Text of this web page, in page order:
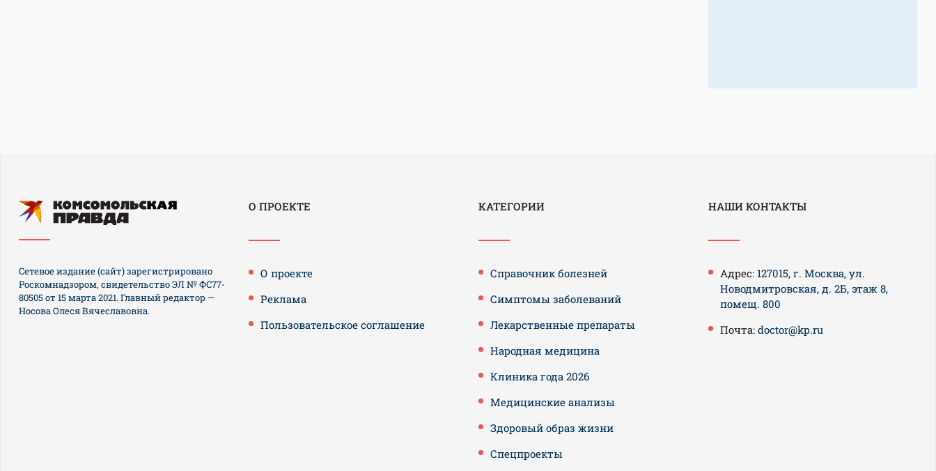
О ПРОЕКТЕ
О проекте
Реклама
Пользовательское соглашение
КАТЕГОРИИ
Справочник болезней
Симптомы заболеваний
Лекарственные препараты
Народная медицина
Клиника года 2026
Медицинские анализы
Здоровый образ жизни
Спецпроекты
НАШИ КОНТАКТЫ
Адрес: 127015, г. Москва, ул.
Новодмитровская, д. 2Б, этаж 8,
помещ. 800
Почта: doctor@kp.ru
Сетевое издание (сайт) зарегистрировано
Роскомнадзором, свидетельство ЭЛ № ФС77-
80505 от 15 марта 2021. Главный редактор —
Носова Олеся Вячеславовна.